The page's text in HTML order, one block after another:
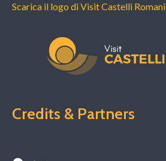
Scarica il logo di Visit Castelli Romani
Credits & Partners